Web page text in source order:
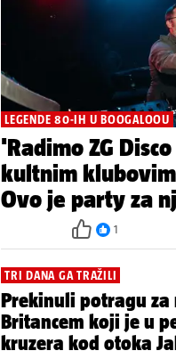
LEGENDE 80-IH U BOOGALOOU
'Radimo ZG
kultnim
Ovo je party za
1
TRI DANA GA TRAŽILI
Prekinuli potragu za mladim
Britancem koji je u
kruzera kod otoka